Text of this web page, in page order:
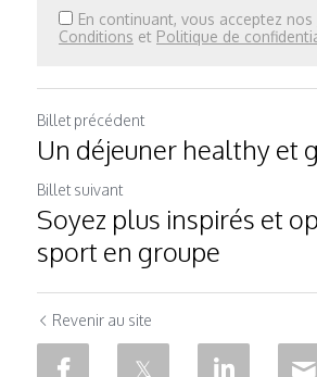
En continuant, vous acceptez nos
Conditions et Politique de
Billet précédent
Un déjeuner healthy et
Billet suivant
Soyez plus inspirés et
sport en groupe
Revenir au site